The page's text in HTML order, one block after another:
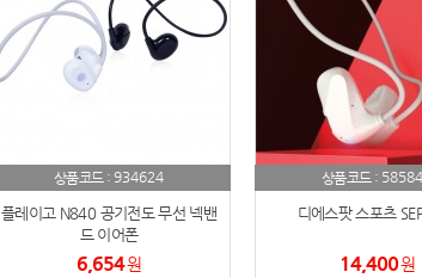
상품코드 : 934624
플레이고 N840 공기전도 무선 넥밴
드 이어폰
6,654원
상품코드 :
디에스팟 스포츠
14,400원